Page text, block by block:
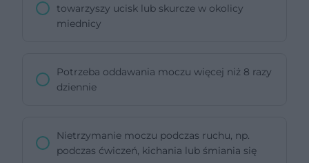
towarzyszy ucisk lub skurcze w okolicy
miednicy
Potrzeba oddawania moczu więcej niż 8 razy
dziennie
Nietrzymanie moczu podczas ruchu, np.
podczas ćwiczeń, kichania lub śmiania się